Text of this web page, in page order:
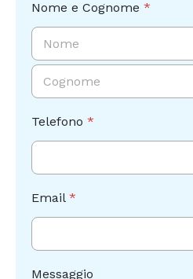
Nome e Cognome *
Nome
Telefono *
Email *
Messaggio